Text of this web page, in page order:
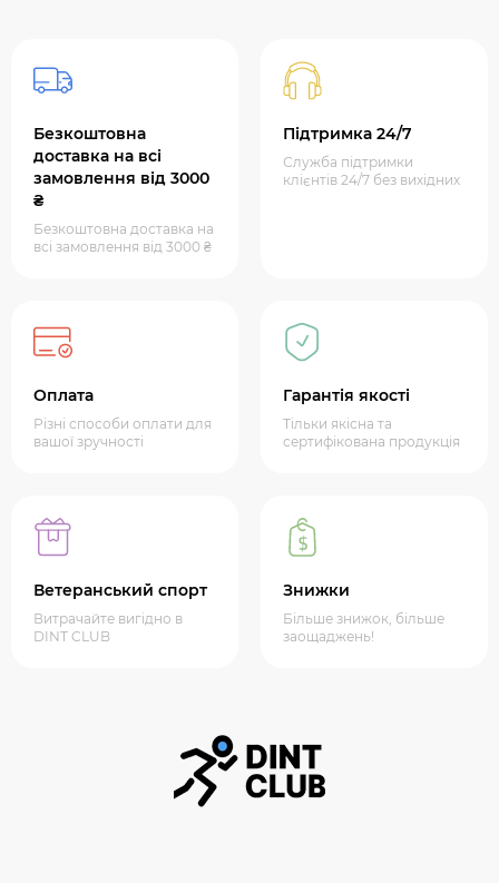
Безкоштовна
доставка на всі
замовлення від 3000
₴
Безкоштовна доставка на
всі замовлення від 3000 ₴
Підтримка 24/7
Служба підтримки
клієнтів 24/7 без вихідних
Оплата
Різні способи оплати для
вашої зручності
Гарантія якості
Тільки якісна та
сертифікована продукція
Ветеранський спорт
Витрачайте вигідно в
DINT CLUB
Знижки
Більше знижок, більше
заощаджень!